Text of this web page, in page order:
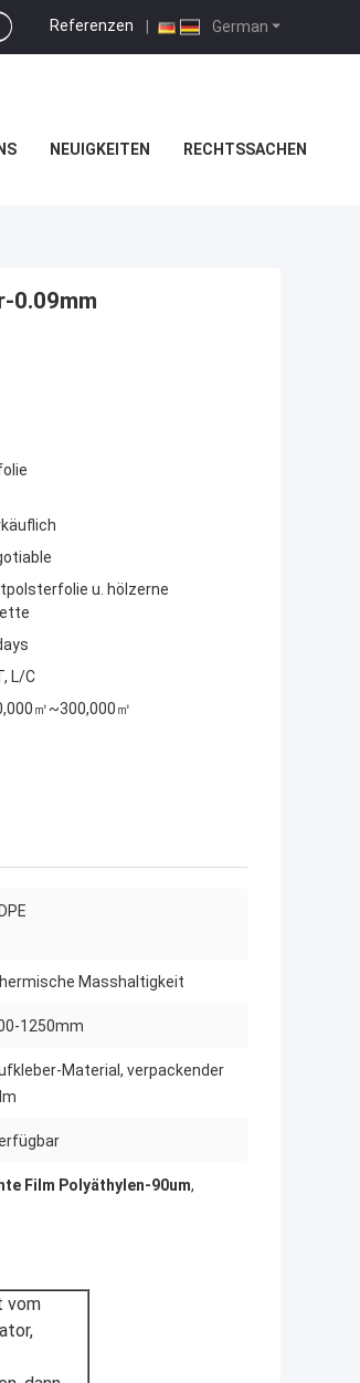
German
Referenzen |
NEUIGKEITEN RECHTSSACHEN
0.09mm
u. hölzerne
L/C
㎡~300,000㎡
Masshaltigkeit
1250mm
Material, verpackender
Film Polyäthylen-90um,
vom